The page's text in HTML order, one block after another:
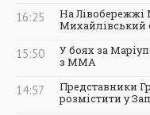
16:25
На Лівобережжі
15:50
У боях за
з ММА
14:57
Представники
розмістити у